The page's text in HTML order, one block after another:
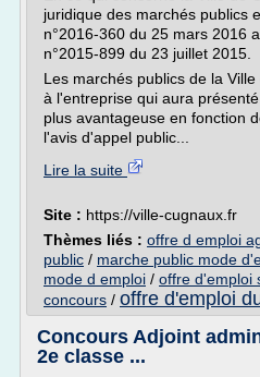
juridique des marchés publics
n°2016-360 du 25 mars 2016
n°2015-899 du 23 juillet 2015.
Les marchés publics de la
à l'entreprise qui aura
plus avantageuse en fonction
l'avis d'appel public...
Lire la suite
Site : https://ville-cugnaux.fr
Thèmes liés : offre d emploi
public / marche public mode
mode d emploi / offre d'emploi
concours / offre d'emploi
Concours Adjoint
2e classe ...